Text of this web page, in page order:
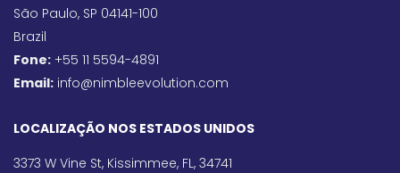
São Paulo, SP 04141-100
Brazil
Fone: +55 11 5594-4891
Email: info@nimbleevolution.com
LOCALIZAÇÃO NOS ESTADOS UNIDOS
3373 W Vine St, Kissimmee, FL, 34741